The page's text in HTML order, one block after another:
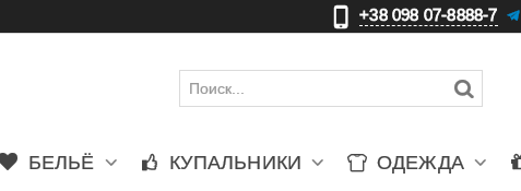
+38 098 07-8888-7 更
БЕЛЬЁ КУПАЛЬНИКИ ОДЕЖДА